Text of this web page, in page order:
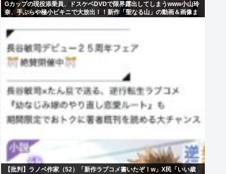
Gカップの現役添乗員、ドスケベDVDで限界露出してしまうwww小山玲
奈、手ぶらや極小ビキニで大放出！！新作「聖なる山」の動画＆画像ま
【批判】ラノベ作家（52）「新作ラブコメ書いたぞ！w」X民「いい歳